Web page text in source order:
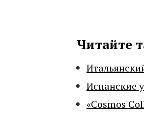
Читайте
Испанские
«Cosmos